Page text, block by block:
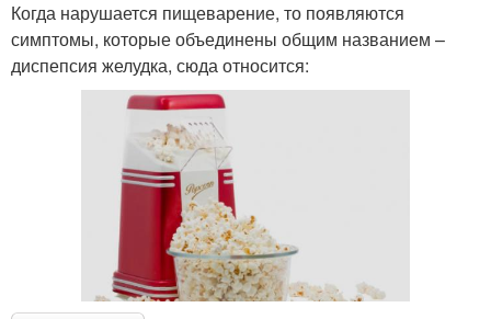
Когда нарушается пищеварение, то появляются
симптомы, которые объединены общим названием –
диспепсия желудка, сюда относится: